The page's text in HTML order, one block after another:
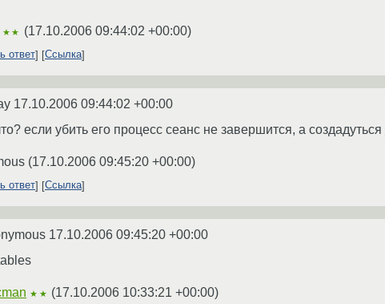
(17.10.2006 09:44:02 +00:00)
ответ Ссылка
17.10.2006 09:44:02 +00:00
если убить его процесс сеанс не завершится, а
(17.10.2006 09:45:20 +00:00)
ответ Ссылка
17.10.2006 09:45:20 +00:00
★★ (17.10.2006 10:33:21 +00:00)